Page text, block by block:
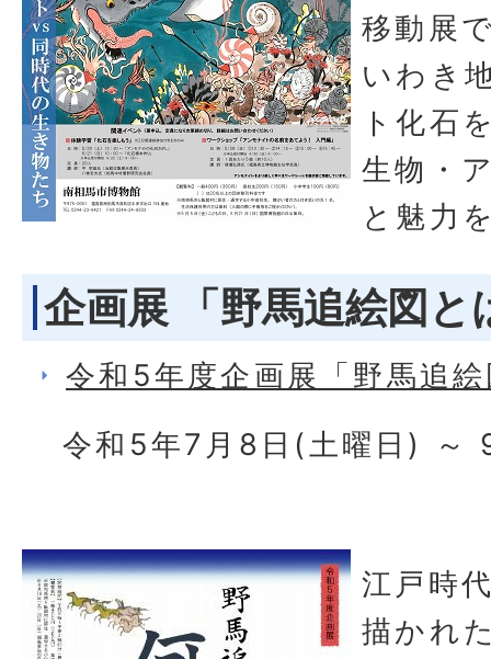
移動展
いわき
ト化石
生物・
と魅力
企画展 「野馬追絵図と
令和5年度企画展「野馬追
令和5年7月8日(土曜日) ～
江戸時
描かれ